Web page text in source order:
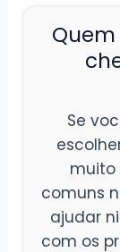
Se
muito
comuns
ajudar
com os